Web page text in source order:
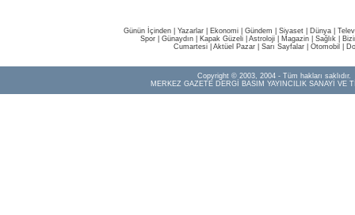
Günün İçinden Yazarlar Ekonomi Gündem Siyaset Dünya |
Spor
Günaydın Kapak Güzeli Astroloji Magazin Sağlık
Cumartesi| Aktüel Pazar| Sarı Sayfalar| Otomobil
Copyright © 2003, 2004 - Tüm hakları saklıdır.
MERKEZ GAZETE DERGİ BASIM YAYINCILIK SANAYİ VE